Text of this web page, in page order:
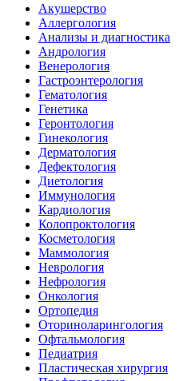
Акушерство
Аллергология
Анализы и диагностика
Андрология
Венерология
Гастроэнтерология
Гематология
Генетика
Геронтология
Гинекология
Дерматология
Дефектология
Диетология
Иммунология
Кардиология
Колопроктология
Косметология
Маммология
Неврология
Нефрология
Онкология
Ортопедия
Оториноларингология
Офтальмология
Педиатрия
Пластическая хирургия